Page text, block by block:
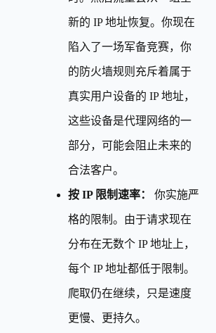
新的 IP 地址恢复。你现在
陷入了一场军备竞赛，你
的防火墙规则充斥着属于
真实用户设备的 IP 地址，
这些设备是代理网络的一
部分，可能会阻止未来的
合法客户。
按 IP 限制速率： 你实施严
格的限制。由于请求现在
分布在无数个 IP 地址上，
每个 IP 地址都低于限制。
爬取仍在继续，只是速度
更慢、更持久。